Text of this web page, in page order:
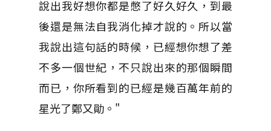
說出我好想你都是憋了好久好久，到最
後還是無法自我消化掉才說的。所以當
我說出這句話的時候，已經想你想了差
不多一個世紀，不只說出來的那個瞬間
而已，你所看到的已經是幾百萬年前的
星光了鄭又勛。"